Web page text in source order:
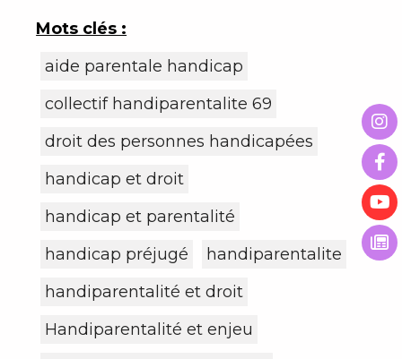
Mots clés :
aide parentale handicap
collectif handiparentalite 69
droit des personnes handicapées
handicap et droit
handicap et parentalité
handicap préjugé
handiparentalite
handiparentalité et droit
Handiparentalité et enjeu